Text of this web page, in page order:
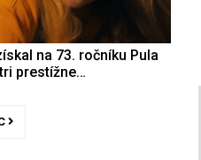
na 73. ročníku Pula
prestížne…